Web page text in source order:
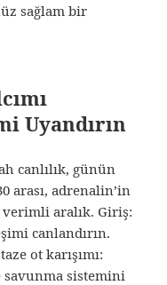
sağlam bir
Uyandırın
canlılık, günün
arası, adrenalin’in
aralık. Giriş:
canlandırın.
ot karışımı:
sistemini